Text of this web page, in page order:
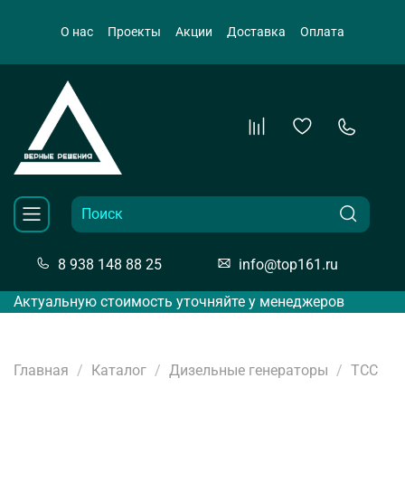
О нас Проекты Акции Доставка Оплата
8 938 148 88 25 info@top161.ru
Актуальную стоимость уточняйте у менеджеров
Главная Каталог Дизельные генераторы ТСС